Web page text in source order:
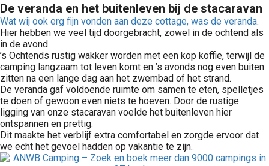
De veranda en het buitenleven bij de stacaravan
Wat wij ook erg fijn vonden aan deze cottage, was de veranda.
Hier hebben we veel tijd doorgebracht, zowel in de ochtend als
in de avond.
’s Ochtends rustig wakker worden met een kop koffie, terwijl de
camping langzaam tot leven komt en ’s avonds nog even buiten
zitten na een lange dag aan het zwembad of het strand.
De veranda gaf voldoende ruimte om samen te eten, spelletjes
te doen of gewoon even niets te hoeven. Door de rustige
ligging van onze stacaravan voelde het buitenleven hier
ontspannen en prettig.
Dit maakte het verblijf extra comfortabel en zorgde ervoor dat
we echt het gevoel hadden op vakantie te zijn.